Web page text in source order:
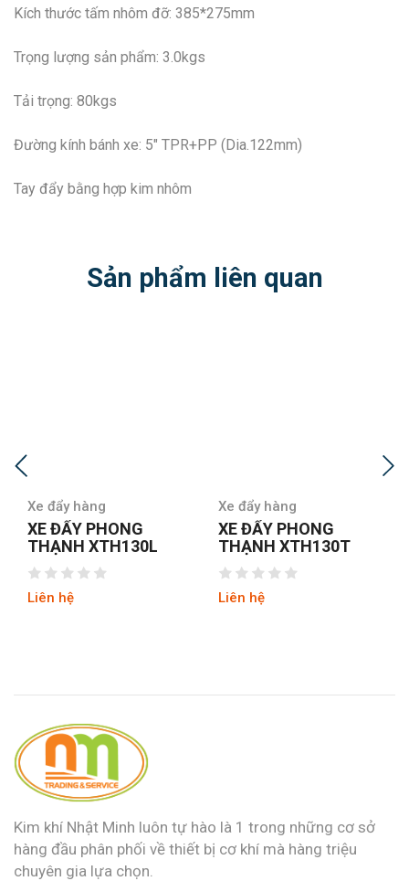
Kích thước tấm nhôm đỡ: 385*275mm
Trọng lượng sản phẩm: 3.0kgs
Tải trọng: 80kgs
Đường kính bánh xe: 5″ TPR+PP (Dia.122mm)
Tay đẩy bằng hợp kim nhôm
Sản phẩm liên quan
Xe đẩy hàng
XE ĐẨY PHONG
THẠNH XTH130T
Liên hệ
Xe đẩy hàng
XE ĐẨY PRESTAR NG-
401-8
Liên hệ
Kim khí Nhật Minh luôn tự hào là 1 trong những cơ sở
hàng đầu phân phối về thiết bị cơ khí mà hàng triệu
chuyên gia lựa chọn.